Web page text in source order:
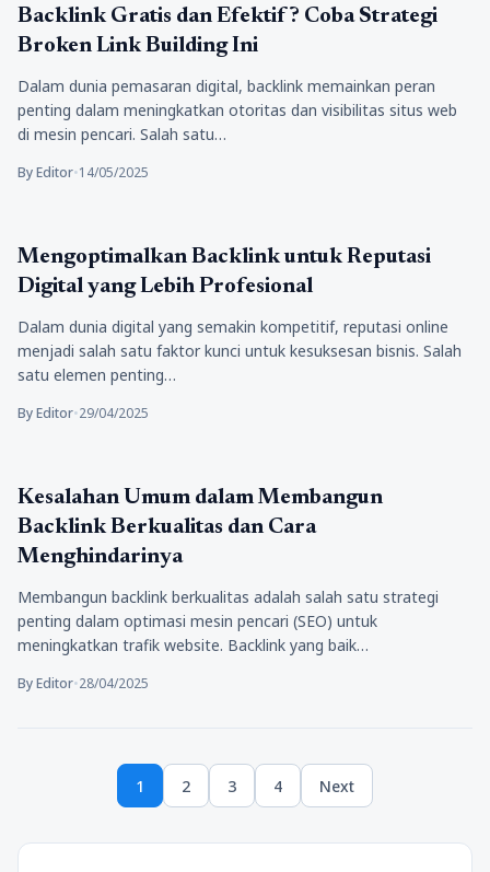
Bisnis
Backlink Gratis dan Efektif? Coba Strategi
Broken Link Building Ini
Dalam dunia pemasaran digital, backlink memainkan peran
penting dalam meningkatkan otoritas dan visibilitas situs web
di mesin pencari. Salah satu…
By Editor•14/05/2025
Bisnis
Mengoptimalkan Backlink untuk Reputasi
Digital yang Lebih Profesional
Dalam dunia digital yang semakin kompetitif, reputasi online
menjadi salah satu faktor kunci untuk kesuksesan bisnis. Salah
satu elemen penting…
By Editor•29/04/2025
Tips Marketing
Kesalahan Umum dalam Membangun
Backlink Berkualitas dan Cara
Menghindarinya
Membangun backlink berkualitas adalah salah satu strategi
penting dalam optimasi mesin pencari (SEO) untuk
meningkatkan trafik website. Backlink yang baik…
By Editor•28/04/2025
Page
1 Page
2 Page
3 Page
4 Next